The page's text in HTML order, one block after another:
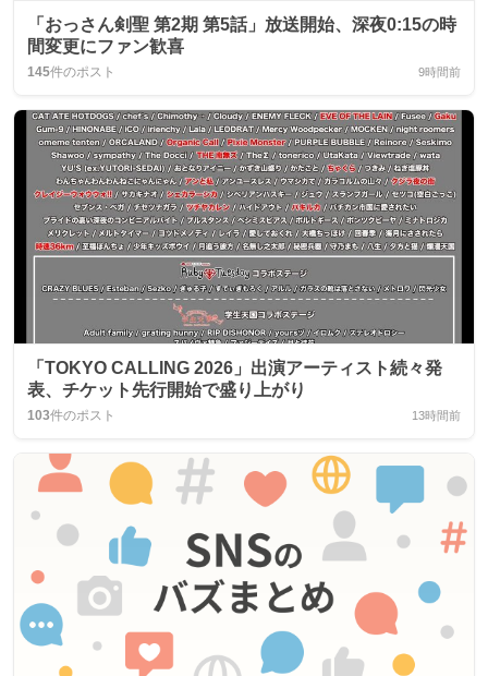
「おっさん剣聖 第2期 第5話」放送開始、深夜0:15の時
間変更にファン歓喜
145件のポスト 9時間前
「TOKYO CALLING 2026」出演アーティスト続々発
表、チケット先行開始で盛り上がり
103件のポスト 13時間前